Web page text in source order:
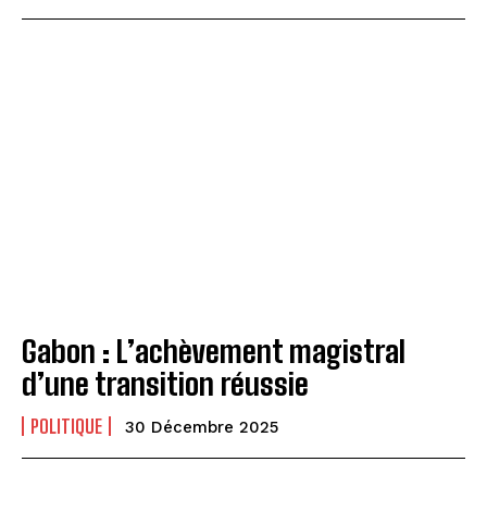
Gabon : L’achèvement magistral
d’une transition réussie
POLITIQUE 30 Décembre 2025